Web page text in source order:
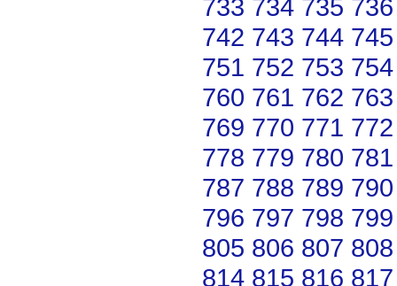
733 734 735 736
742 743 744 745
751 752 753 754
760 761 762 763
769 770 771 772
778 779 780 781
787 788 789 790
796 797 798 799
805 806 807 808
814 815 816 817